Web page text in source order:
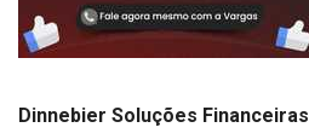
Dinnebier Soluções Financeiras